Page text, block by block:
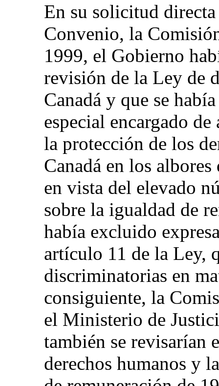
En su solicitud
Convenio, la
1999, el Gobierno
revisión de la Ley de
Canadá y que se
especial encargado
la protección de los
Canadá en los
en vista del elevado
sobre la igualdad de
había excluido
artículo 11 de la Ley,
discriminatorias en
consiguiente, la
el Ministerio de
también se revisarían
derechos humanos y